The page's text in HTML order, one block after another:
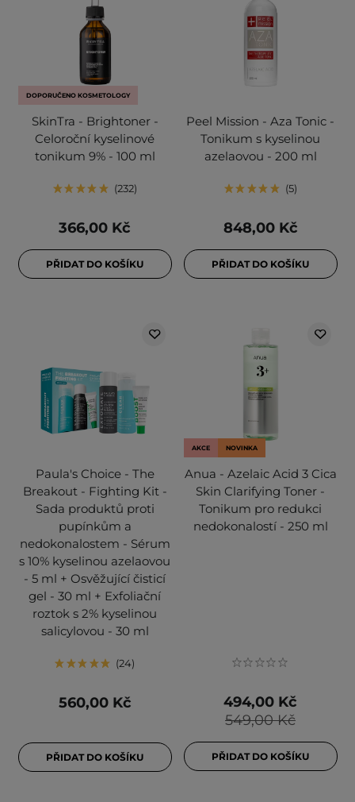
DOPORUČENO KOSMETOLOGY
SkinTra - Brightoner -
Celoroční kyselinové
tonikum 9% - 100 ml
232
366,00 Kč
PŘIDAT DO KOŠÍKU
Peel Mission - Aza Tonic -
Tonikum s kyselinou
azelaovou - 200 ml
5
848,00 Kč
PŘIDAT DO KOŠÍKU
Paula's Choice - The
Breakout - Fighting Kit -
Sada produktů proti
pupínkům a
nedokonalostem - Sérum
s 10% kyselinou azelaovou
- 5 ml + Osvěžující čisticí
gel - 30 ml + Exfoliační
roztok s 2% kyselinou
salicylovou - 30 ml
24
560,00 Kč
PŘIDAT DO KOŠÍKU
AKCE NOVINKA
Anua - Azelaic Acid 3 Cica
Skin Clarifying Toner -
Tonikum pro redukci
nedokonalostí - 250 ml
549,00 Kč
494,00 Kč
PŘIDAT DO KOŠÍKU